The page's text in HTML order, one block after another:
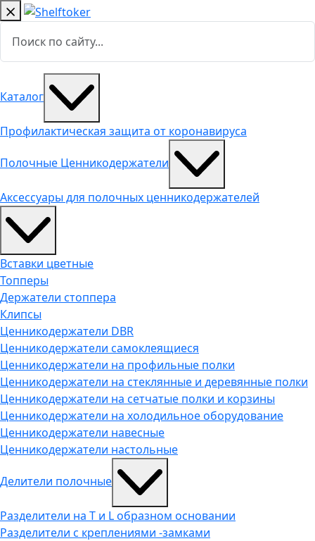
Каталог
Профилактическая защита от коронавируса
Полочные Ценникодержатели
Аксессуары для полочных ценникодержателей
Вставки цветные
Топперы
Держатели стоппера
Клипсы
Ценникодержатели DВR
Ценникодержатели самоклеящиеся
Ценникодержатели на профильные полки
Ценникодержатели на стеклянные и деревянные полки
Ценникодержатели на сетчатые полки и корзины
Ценникодержатели на холодильное оборудование
Ценникодержатели навесные
Ценникодержатели настольные
Делители полочные
Разделители на Т и L образном основании
Разделители с креплениями -замками